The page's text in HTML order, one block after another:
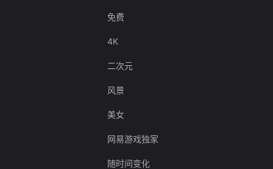
免费
4K
二次元
风景
美女
网易游戏独家
随时间变化